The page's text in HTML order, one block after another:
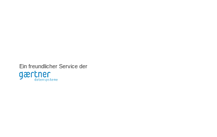
Ein freundlicher Service der